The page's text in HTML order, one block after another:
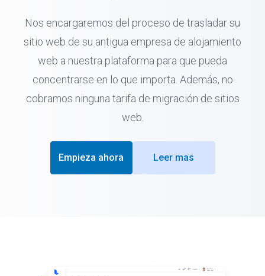
Nos encargaremos del proceso de trasladar su
sitio web de su antigua empresa de alojamiento
web a nuestra plataforma para que pueda
concentrarse en lo que importa. Además, no
cobramos ninguna tarifa de migración de sitios
web.
Empieza ahora Leer mas